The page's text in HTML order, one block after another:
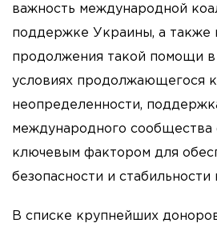
важность международной
поддержке Украины, а также
продолжения такой помощи
условиях продолжающегося
неопределенности,
международного сообщества
ключевым фактором для
безопасности и стабильности
В списке крупнейших